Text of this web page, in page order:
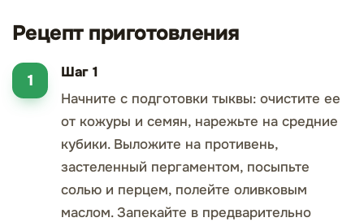
Рецепт приготовления
Шаг 1
Начните с подготовки тыквы: очистите ее
от кожуры и семян, нарежьте на средние
кубики. Выложите на противень,
застеленный пергаментом, посыпьте
солью и перцем, полейте оливковым
маслом. Запекайте в предварительно